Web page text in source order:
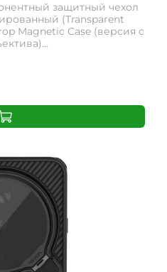
защитный чехол
(Transparent
Magnetic Case (версия с